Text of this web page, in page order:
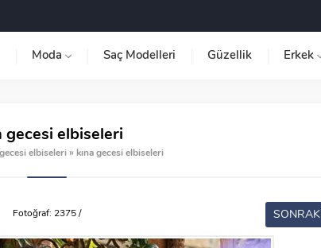
Moda Saç Modelleri Güzellik Erkek
gecesi elbiseleri
gecesi elbiseleri » kına gecesi elbiseleri
Fotoğraf: 2375 /
2625
SONRAKİ